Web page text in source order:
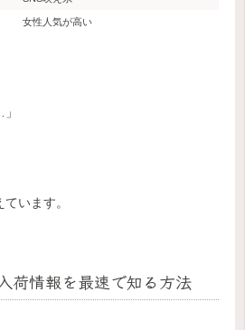
女性人気が高い
います。
荷情報を最速で知る方法